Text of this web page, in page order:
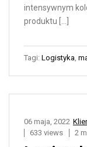
intensywnym
produktu […]
Tagi: Logistyka,
06 maja, 2022
633 views
2